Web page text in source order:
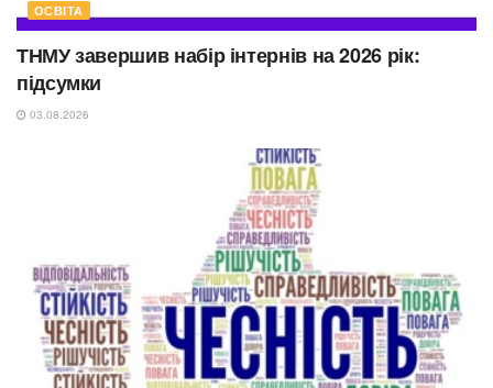
ОСВІТА
ТНМУ завершив набір інтернів на 2026 рік:
підсумки
03.08.2026